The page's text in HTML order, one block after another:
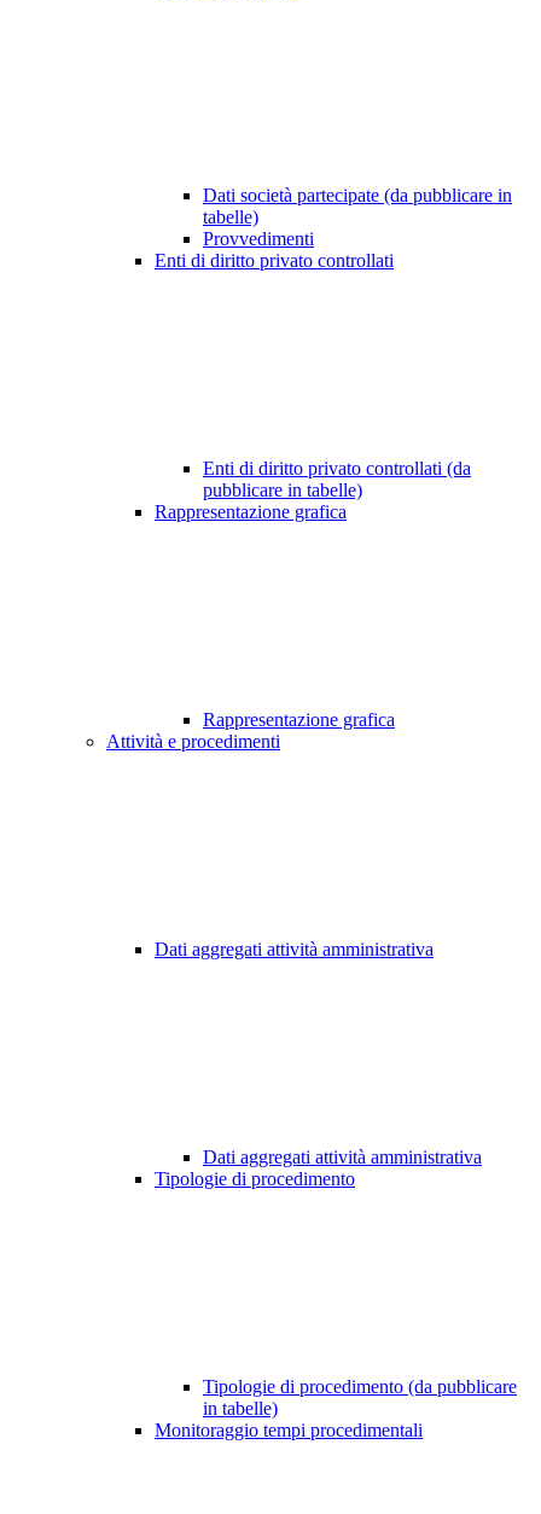
Dati società partecipate (da pubblicare in
tabelle)
Provvedimenti
Enti di diritto privato controllati
Enti di diritto privato controllati (da
pubblicare in tabelle)
Rappresentazione grafica
Rappresentazione grafica
Attività e procedimenti
Dati aggregati attività amministrativa
Dati aggregati attività amministrativa
Tipologie di procedimento
Tipologie di procedimento (da pubblicare
in tabelle)
Monitoraggio tempi procedimentali